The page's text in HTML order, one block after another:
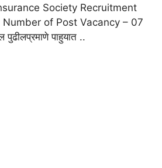
Society Recruitment
Number of Post Vacancy – 07
पुढीलप्रमाणे पाहुयात ..